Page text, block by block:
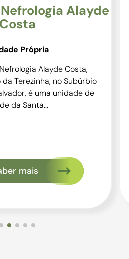
Alayde
Costa
Própria
Alayde Costa,
Terezinha, no Subúrbio
é uma unidade de
da Santa...
mais